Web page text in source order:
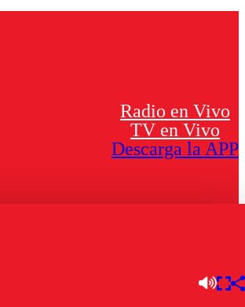
Radio en Vivo
TV en Vivo
Descarga la APP